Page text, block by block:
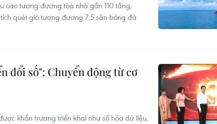
cao tương đương tòa nhà gần 110 tầng,
quét gió tương đương 7,5 sân bóng đá
đổi số": Chuyển động từ cơ
khẩn trương triển khai như số hóa dữ liệu,